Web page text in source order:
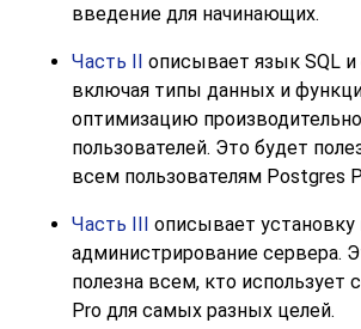
введение для начинающих.
Часть II описывает язык SQL и
включая типы данных и
оптимизацию
пользователей. Это будет
всем пользователям Postgres
Часть III описывает установку
администрирование сервера.
полезна всем, кто использует
Pro для самых разных целей.